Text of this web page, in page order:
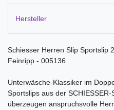
Hersteller
Schiesser Herren Slip Sportslip
Feinripp - 005136
Unterwäsche-Klassiker im
Sportslips aus der
überzeugen anspruchsvolle